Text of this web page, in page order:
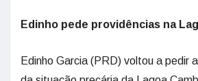
Edinho pede providências na
Edinho Garcia (PRD) voltou a pedir